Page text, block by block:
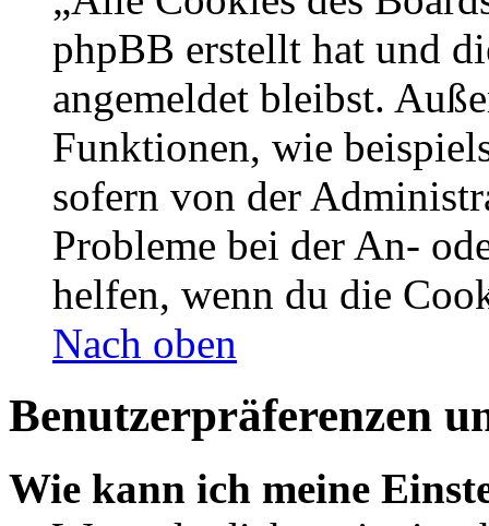
phpBB erstellt hat und
angemeldet bleibst.
Funktionen, wie
sofern von der
Probleme bei der An-
helfen, wenn du die
Nach oben
Benutzerpräferenzen
Wie kann ich meine